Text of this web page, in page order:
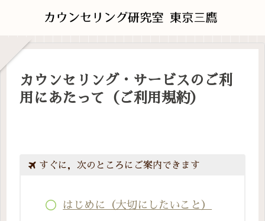
カウンセリング・サービスのご利
用にあたって（ご利用規約）
すぐに，次のところにご案内できます
はじめに（大切にしたいこと）